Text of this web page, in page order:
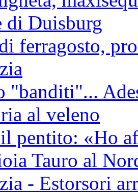
di Duisburg
ferragosto,
"banditi"...
al veleno
pentito: «Ho
Tauro al
- Estorsori